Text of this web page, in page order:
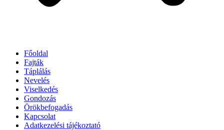
Főoldal
Fajták
Táplálás
Nevelés
Viselkedés
Gondozás
Örökbefogadás
Kapcsolat
Adatkezelési tájékoztató